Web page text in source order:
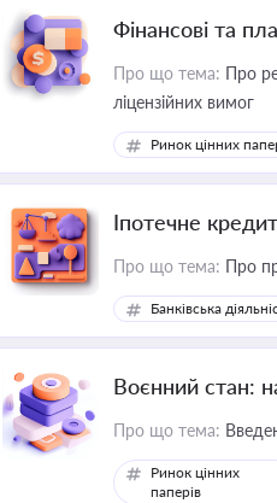
Фінансові та
Про що тема: Про
ліцензійних вимог
Ринок цінних
Іпотечне
Про що тема: Про
Банківська
Воєнний стан:
Про що тема:
Ринок цінних
паперів